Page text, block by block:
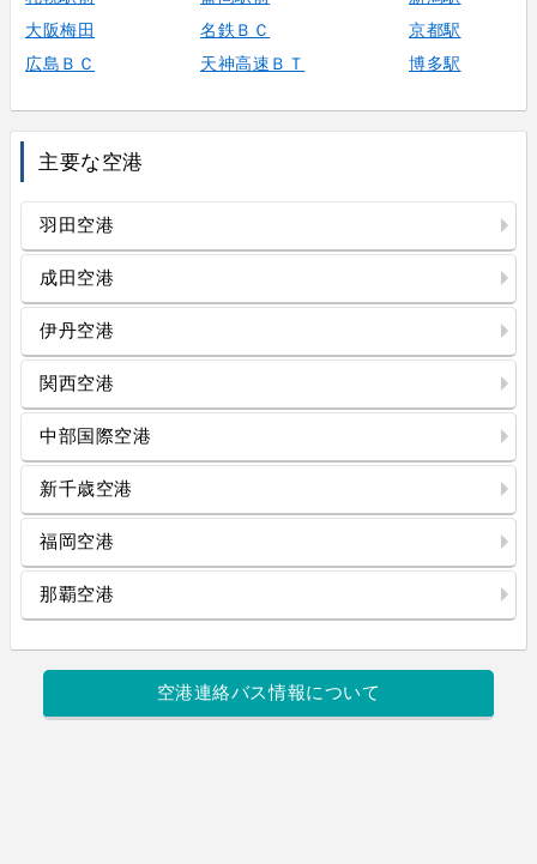
大阪梅田
名鉄ＢＣ
京都駅
広島ＢＣ
天神高速ＢＴ 博多駅
主要な空港
羽田空港
成田空港
伊丹空港
関西空港
中部国際空港
新千歳空港
福岡空港
那覇空港
空港連絡バス情報について